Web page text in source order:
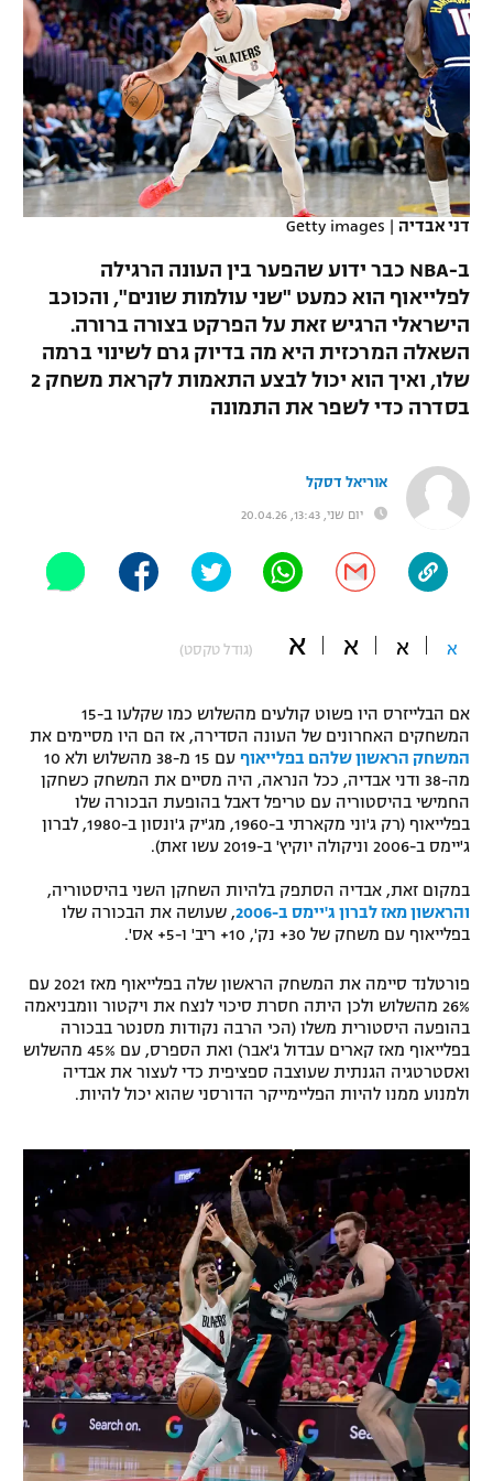
VOD
רץ ברשת
תוצאות
לוח שידורים
ברחבה
"מחצית בשכונה" – פודקאסט
משתתפים וזוכים בפרסים
תקנון משתתפים וזוכים בפרסים
תקנון עבור פעילות אלקטרה
תקנון עבור פעילות ספורט 1 – "מרלן"
גיימינג E-Sports
תנאי שימוש
מדיניות פרטיות
רשיון להקרנה פומבית לבית עסק
הצטרפות לחבילת הערוצים
המגזין
נבחרת ישראל
מכבי חיפה
בית"ר ירושלים
מכבי תל אביב
הפועל תל אביב
הפועל חיפה
הפועל באר שבע
מכבי נתניה
ליגה ספרדית
ליגה איטלקית
ליגה צרפתית
ליגה הולנדית
ליגה טורקית
ליגה סינית
ליגה ברזילאית
ליגות נוספות
כדורסל נשים
מכבי תל אביב
הפועל חולון
הפועל ירושלים
דני אבדיה
יורוליג
יורוקאפ
טניס
כדוריד
כדורעף
שחייה
ג'ודו
אגרוף
ספורט אולימפי
היאבקות WWE
ספורט מוטורי
כדורמים
בייסבול MLB
ספורט אתגרי ואקסטרים
אומנויות לחימה
גיימינג E-Sports
דני אבדיה |
Getty images
ב-NBA כבר ידוע שהפער בין העונה הרגילה
לפלייאוף הוא כמעט "שני עולמות שונים", והכוכב
הישראלי הרגיש זאת על הפרקט בצורה ברורה.
השאלה המרכזית היא מה בדיוק גרם לשינוי ברמה
שלו, ואיך הוא יכול לבצע התאמות לקראת משחק 2
בסדרה כדי לשפר את התמונה
אוריאל דסקל
יום שני, 13:43, 20.04.26
א א א א (גודל טקסט)
אם הבלייזרס היו פשוט קולעים מהשלוש כמו שקלעו ב-15
המשחקים האחרונים של העונה הסדירה, אז הם היו מסיימים את
המשחק הראשון שלהם בפלייאוף
עם 15 מ-38 מהשלוש ולא 10
מה-38 ודני אבדיה, ככל הנראה, היה מסיים את המשחק כשחקן
החמישי בהיסטוריה עם טריפל דאבל בהופעת הבכורה שלו
בפלייאוף (רק ג'וני מקארתי ב-1960, מג'יק ג'ונסון ב-1980, לברון
ג'יימס ב-2006 וניקולה יוקיץ' ב-2019 עשו זאת).
במקום זאת, אבדיה הסתפק בלהיות השחקן השני בהיסטוריה,
והראשון מאז לברון ג'יימס ב-2006
, שעושה את הבכורה שלו
בפלייאוף עם משחק של 30+ נק', 10+ ריב' ו-5+ אס'.
פורטלנד סיימה את המשחק הראשון שלה בפלייאוף מאז 2021 עם
26% מהשלוש ולכן היתה חסרת סיכוי לנצח את ויקטור וומבניאמה
בהופעה היסטורית משלו (הכי הרבה נקודות מסנטר בבכורה
בפלייאוף מאז קארים עבדול ג'אבר) ואת הספרס, עם 45% מהשלוש
ואסטרטגיה הגנתית שעוצבה ספציפית כדי לעצור את אבדיה
ולמנוע ממנו להיות הפליימייקר הדורסני שהוא יכול להיות.